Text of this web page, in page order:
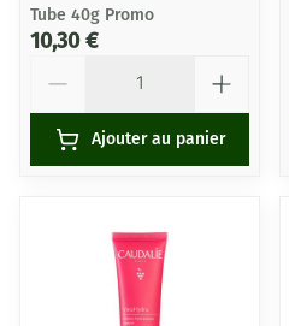
Tube 40g Promo
10,30 €
Ajouter au panier